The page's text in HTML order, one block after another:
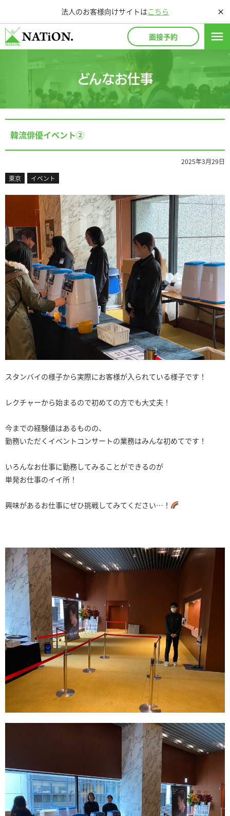
法人のお客様向けサイトはこちら close
面接予約 menu
どんなお仕事
韓流俳優イベント②
2025年3月29日
東京
イベント
スタンバイの様子から実際にお客様が入られている様子です！
レクチャーから始まるので初めての方でも大丈夫！
今までの経験値はあるものの、
勤務いただくイベントコンサートの業務はみんな初めてです！
いろんなお仕事に勤務してみることができるのが
単発お仕事のイイ所！
興味があるお仕事にぜひ挑戦してみてください…！